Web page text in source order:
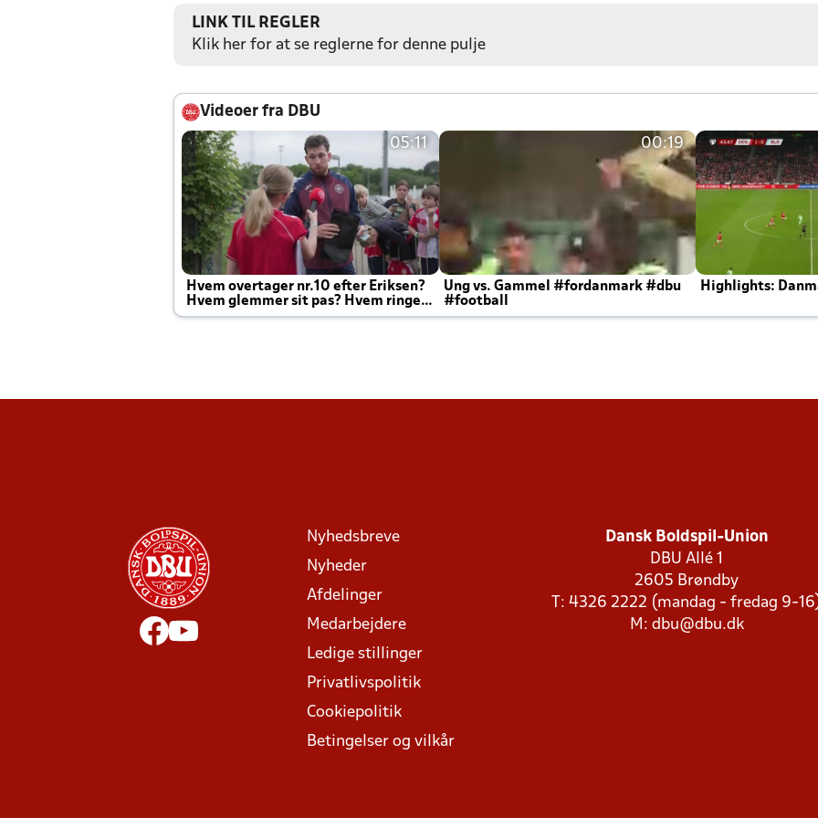
LINK TIL REGLER
Klik her for at se reglerne for denne pulje
Videoer fra DBU
05:11
Hvem overtager nr.10 efter Eriksen?
Hvem glemmer sit pas? Hvem ringer
Joachim altid til efter kampe?
00:19
Ung vs. Gammel #fordanmark #dbu
#football
Highlights:
Nyhedsbreve
Nyheder
Afdelinger
Medarbejdere
Ledige stillinger
Privatlivspolitik
Cookiepolitik
Betingelser og vilkår
Dansk Boldspil-Union
DBU Allé 1
2605 Brøndby
T: 4326 2222 (mandag - fredag 9-
M: dbu@dbu.dk